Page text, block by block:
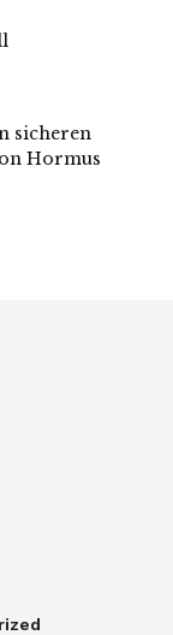
sicheren
Hormus